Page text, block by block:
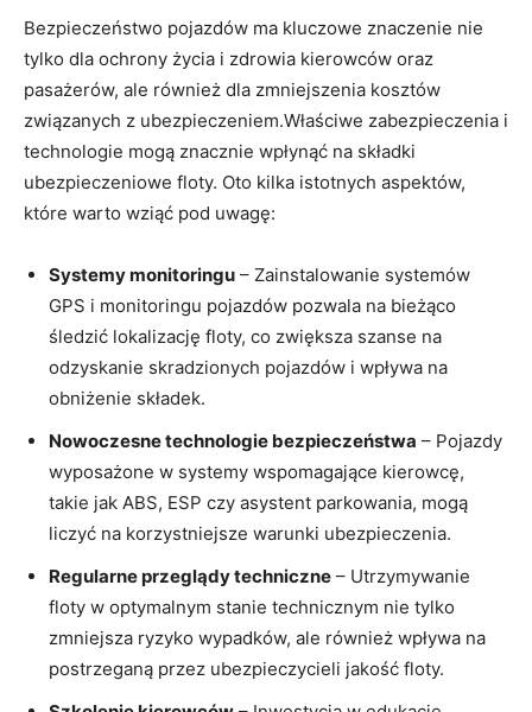
Bezpieczeństwo pojazdów ma kluczowe znaczenie nie
tylko dla ochrony życia i zdrowia kierowców oraz
pasażerów, ale również dla zmniejszenia kosztów
związanych z ubezpieczeniem.Właściwe zabezpieczenia i
technologie mogą znacznie wpłynąć na składki
ubezpieczeniowe floty. Oto kilka istotnych aspektów,
które warto wziąć pod uwagę:
Systemy monitoringu – Zainstalowanie systemów
GPS i monitoringu pojazdów pozwala na bieżąco
śledzić lokalizację floty, co zwiększa szanse na
odzyskanie skradzionych pojazdów i wpływa na
obniżenie składek.
Nowoczesne technologie bezpieczeństwa – Pojazdy
wyposażone w systemy wspomagające kierowcę,
takie jak ABS, ESP czy asystent parkowania, mogą
liczyć na korzystniejsze warunki ubezpieczenia.
Regularne przeglądy techniczne – Utrzymywanie
floty w optymalnym stanie technicznym nie tylko
zmniejsza ryzyko wypadków, ale również wpływa na
postrzeganą przez ubezpieczycieli jakość floty.